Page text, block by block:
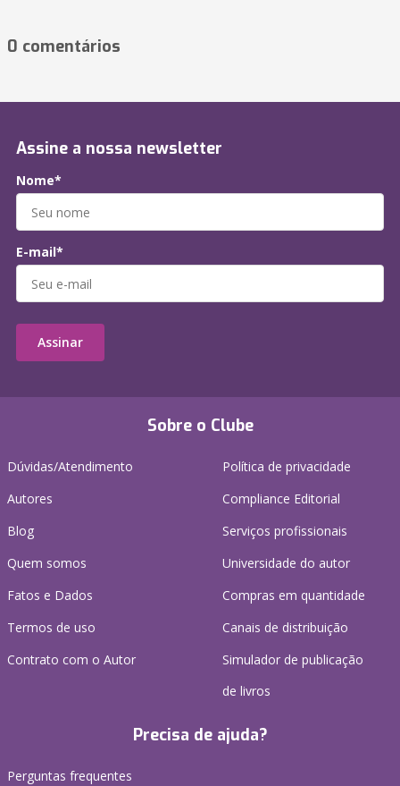
0 comentários
Sobre o Clube
Dúvidas/Atendimento
Autores
Blog
Quem somos
Fatos e Dados
Termos de uso
Contrato com o Autor
Política de privacidade
Compliance Editorial
Serviços profissionais
Universidade do autor
Compras em quantidade
Canais de distribuição
Simulador de publicação
de livros
Precisa de ajuda?
Perguntas frequentes
Assine a nossa newsletter
Nome*
E-mail*
Assinar